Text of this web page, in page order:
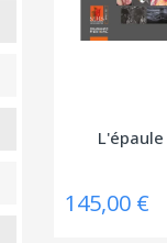
L'épaule
145,00 €